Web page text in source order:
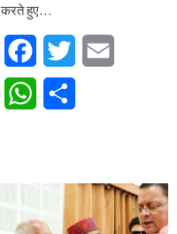
करते हुए…
FacebookTwitter
WhatsApp